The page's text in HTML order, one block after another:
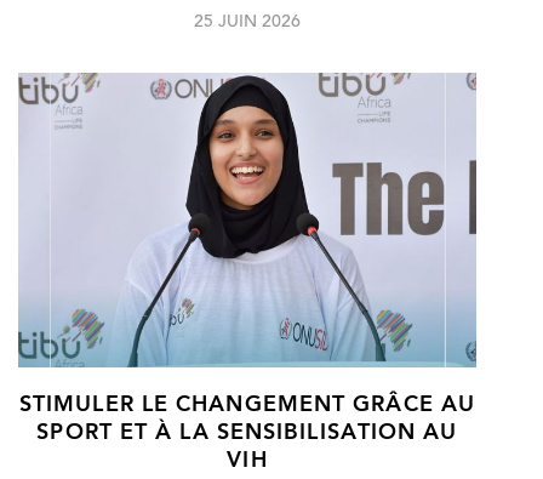
25 JUIN 2026
STIMULER LE CHANGEMENT GRÂCE AU
SPORT ET À LA SENSIBILISATION AU
VIH